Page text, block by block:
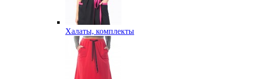
Халаты, комплекты